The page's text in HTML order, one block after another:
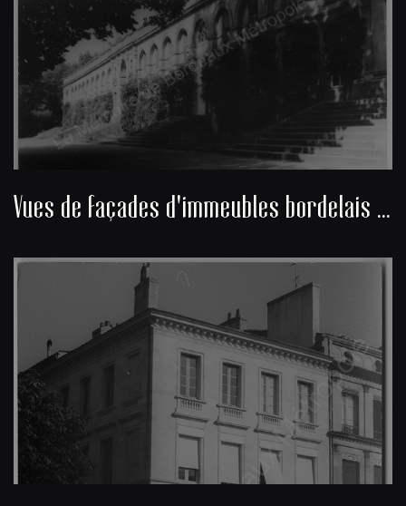
Vues de façades d'immeubles bordelais du Jardin public